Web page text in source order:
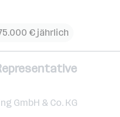
€ jährlich
GmbH & Co. KG